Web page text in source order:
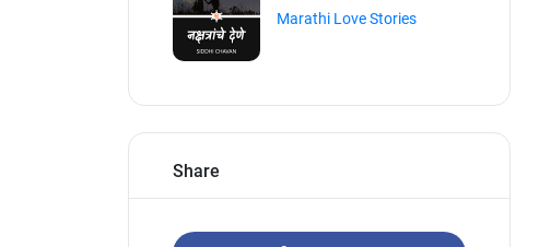
Marathi Love Stories
Share